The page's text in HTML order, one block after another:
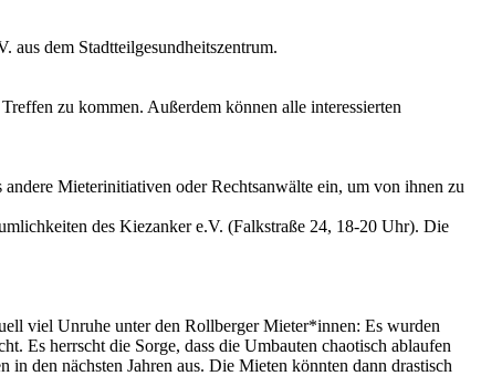
dem Stadtteilgesundheitszentrum.
zu kommen. Außerdem können alle interessierten
Mieterinitiativen oder Rechtsanwälte ein, um von ihnen zu
des Kiezanker e.V. (Falkstraße 24, 18-20 Uhr). Die
viel Unruhe unter den Rollberger Mieter*innen: Es wurden
Es herrscht die Sorge, dass die Umbauten chaotisch ablaufen
den nächsten Jahren aus. Die Mieten könnten dann drastisch